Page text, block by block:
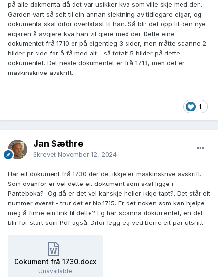
på alle dokmenta då det var usikker kva som ville skje med den.
Garden vart så selt til ein annan slektning av tidlegare eigar, og
dokumenta skal difor overlatast til han. Så blir det opp til den nye
eigaren å avgjere kva han vil gjere med dei. Dette eine
dokumentet frå 1710 er på eigentleg 3 sider, men måtte scanne 2
bilder pr side for å få med alt - så totalt 5 bilder på dette
dokumentet. Det neste dokumentet er frå 1713, men det er
maskinskrive avskrift.
1
Jan Sæthre
Skrevet November 12, 2024
Har eit dokument frå 1730 der det ikkje er maskinskrive avskrift.
Som ovanfor er vel dette eit dokument som skal ligge i
Panteboka? Og då er det vel kanskje heller ikkje tapt?. Det står eit
nummer øverst - trur det er No.1715. Er det noken som kan hjelpe
meg å finne ein link til dette? Eg har scanna dokumentet, en det
blir for stort som Pdf også. Difor legg eg ved berre eit par utsnitt.
Dokument frå 1730.docx
Unavailable